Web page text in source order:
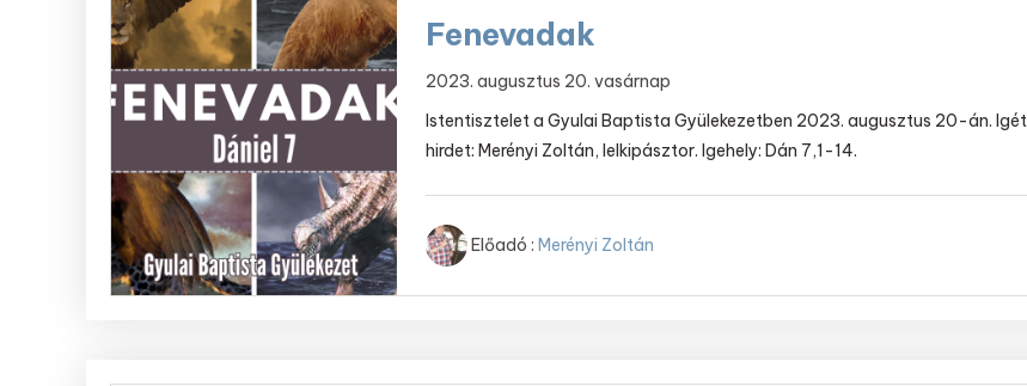
Fenevadak
2023. augusztus 20. vasárnap
Istentisztelet a Gyulai Baptista Gyülekezetben 2023. augusztus 20-án. Igét
hirdet: Merényi Zoltán, lelkipásztor. Igehely: Dán 7,1-14.
Előadó : Merényi Zoltán